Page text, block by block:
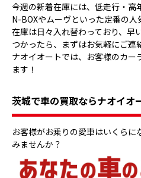
今週の新着在庫には、低走行・高
N-BOXやムーヴといった定番の人
在庫は日々入れ替わっており、早
つかったら、まずはお気軽にご連
ナオイオートでは、お客様のカー
ます！
茨城で車の買取ならナオイオ
お客様がお乗りの愛車はいくらに
みませんか？